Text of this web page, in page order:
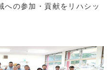
の参加・貢献をリハシッ